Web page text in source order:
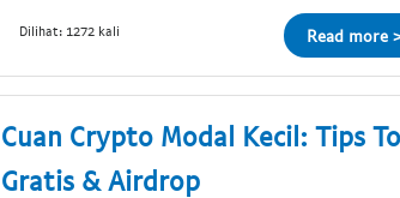
Dilihat: 1272 kali Read more
Cuan Crypto Modal Kecil: Tips
Gratis & Airdrop